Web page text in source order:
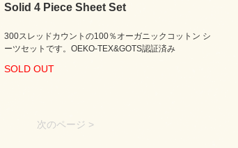
Solid 4 Piece Sheet Set
300スレッドカウントの100％オーガニックコットン シ
ーツセットです。OEKO-TEX&GOTS認証済み
SOLD OUT
次のページ >